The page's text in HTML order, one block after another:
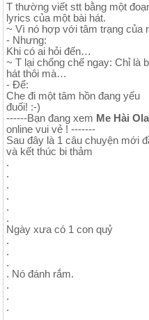
T thường viết stt bằng một
lyrics của một bài hát.
~ Vì nó hợp với tâm trạng của
- Nhưng:
Khi có ai hỏi đến…
~ T lại chống chế ngay: Chỉ là
hát thôi mà…
- Để:
Che đi một tâm hồn đang yếu
đuối! :-)
------Bạn đang xem Me Hài Ola
online vui vẻ ! -------
Sau đây là 1 câu chuyện mới
và kết thúc bi thảm
.
.
.
.
.
.
Ngày xưa có 1 con quỷ
.
.
.
. Nó đánh rắm.
.
.
.